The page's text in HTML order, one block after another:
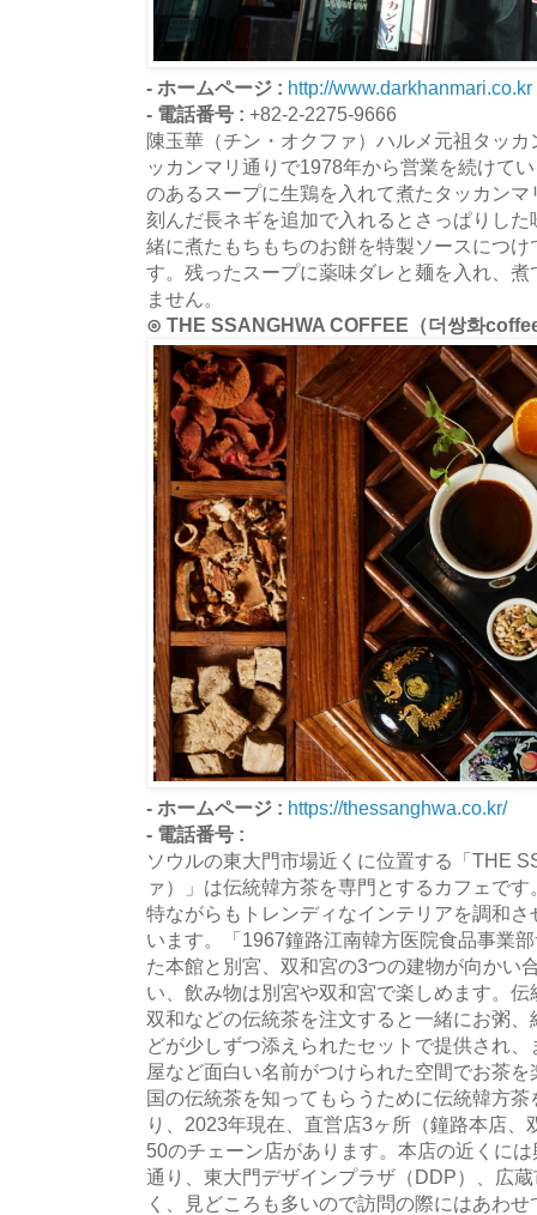
- ホームページ : http://www.darkhanmari.co.kr
- 電話番号 : +82-2-2275-9666
陳玉華（チン・オクファ）ハルメ元祖タッ
ッカンマリ通りで1978年から営業を続けて
のあるスープに生鶏を入れて煮たタッカン
刻んだ長ネギを追加で入れるとさっぱりし
緒に煮たもちもちのお餅を特製ソースにつ
す。残ったスープに薬味ダレと麺を入れ、
ません。
⊙ THE SSANGHWA COFFEE（더쌍화
- ホームページ : https://thessanghwa.co.kr/
- 電話番号 :
ソウルの東大門市場近くに位置する「THE
ァ）」は伝統韓方茶を専門とするカフェで
特ながらもトレンディなインテリアを調和
います。「1967鐘路江南韓方医院食品事業
た本館と別宮、双和宮の3つの建物が向かい
い、飲み物は別宮や双和宮で楽しめます。
双和などの伝統茶を注文すると一緒にお粥
どが少しずつ添えられたセットで提供され
屋など面白い名前がつけられた空間でお茶
国の伝統茶を知ってもらうために伝統韓方
り、2023年現在、直営店3ヶ所（鐘路本店
50のチェーン店があります。本店の近くに
通り、東大門デザインプラザ（DDP）、広
く、見どころも多いので訪問の際にはあわ